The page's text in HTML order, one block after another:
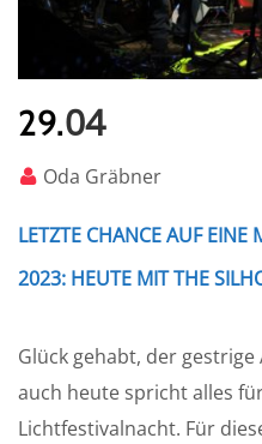
29.04
Oda Gräbner
LETZTE CHANCE AUF EINE
2023: HEUTE MIT THE
Glück gehabt, der
auch heute spricht alles
Lichtfestivalnacht. Für